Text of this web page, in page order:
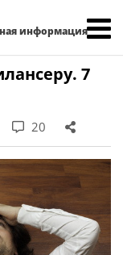
информация
7
20